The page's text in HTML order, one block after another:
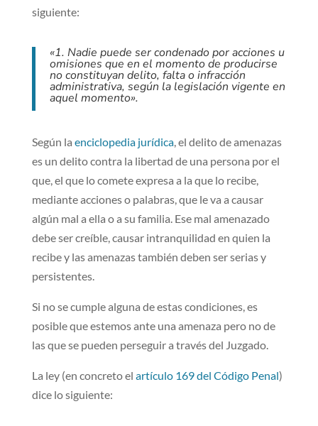
siguiente:
«1. Nadie puede ser condenado por acciones u
omisiones que en el momento de producirse
no constituyan delito, falta o infracción
administrativa, según la legislación vigente en
aquel momento».
Según la enciclopedia jurídica, el delito de amenazas
es un delito contra la libertad de una persona por el
que, el que lo comete expresa a la que lo recibe,
mediante acciones o palabras, que le va a causar
algún mal a ella o a su familia. Ese mal amenazado
debe ser creíble, causar intranquilidad en quien la
recibe y las amenazas también deben ser serias y
persistentes.
Si no se cumple alguna de estas condiciones, es
posible que estemos ante una amenaza pero no de
las que se pueden perseguir a través del Juzgado.
La ley (en concreto el artículo 169 del Código Penal)
dice lo siguiente: